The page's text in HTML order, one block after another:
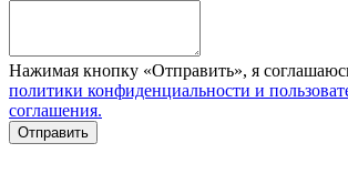
Нажимая кнопку «Отправить», я
политики конфиденциальности и
соглашения.
Отправить